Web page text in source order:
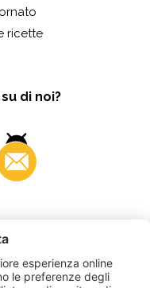
ricette
di noi?